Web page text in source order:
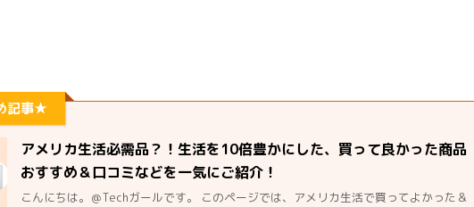
記事★
アメリカ生活必需品？！生活を10倍豊かにした、買って良かった商品
おすすめ＆口コミなどを一気にご紹介！
こんにちは。＠Techガールです。 このページでは、アメリカ生活で買ってよかった＆